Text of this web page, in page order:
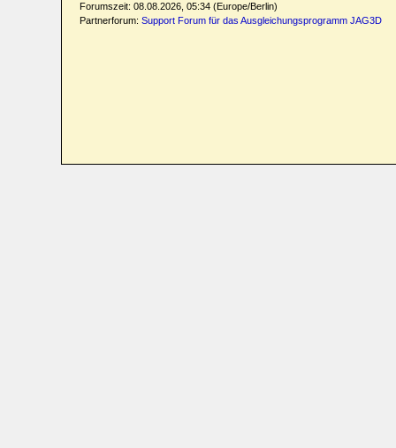
Forumszeit: 08.08.2026, 05:34 (Europe/Berlin)
Partnerforum: Support Forum für das Ausgleichungsprogramm JAG3D